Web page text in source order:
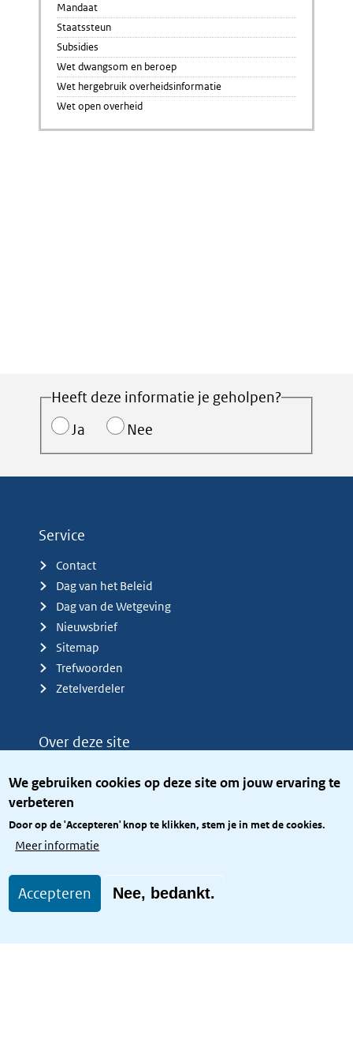
We gebruiken cookies op deze site om jouw ervaring te
verbeteren
Door op de 'Accepteren' knop te klikken, stem je in met de cookies.
Meer informatie
Accepteren Nee, bedankt.
Mandaat
Staatssteun
Subsidies
Wet dwangsom en beroep
Wet hergebruik overheidsinformatie
Wet open overheid
Heeft deze informatie je geholpen?
Ja
Nee
Service
Contact
Dag van het Beleid
Dag van de Wetgeving
Nieuwsbrief
Sitemap
Trefwoorden
Zetelverdeler
Over deze site
Privacy
Toegang site openbaar
Toegankelijkheid